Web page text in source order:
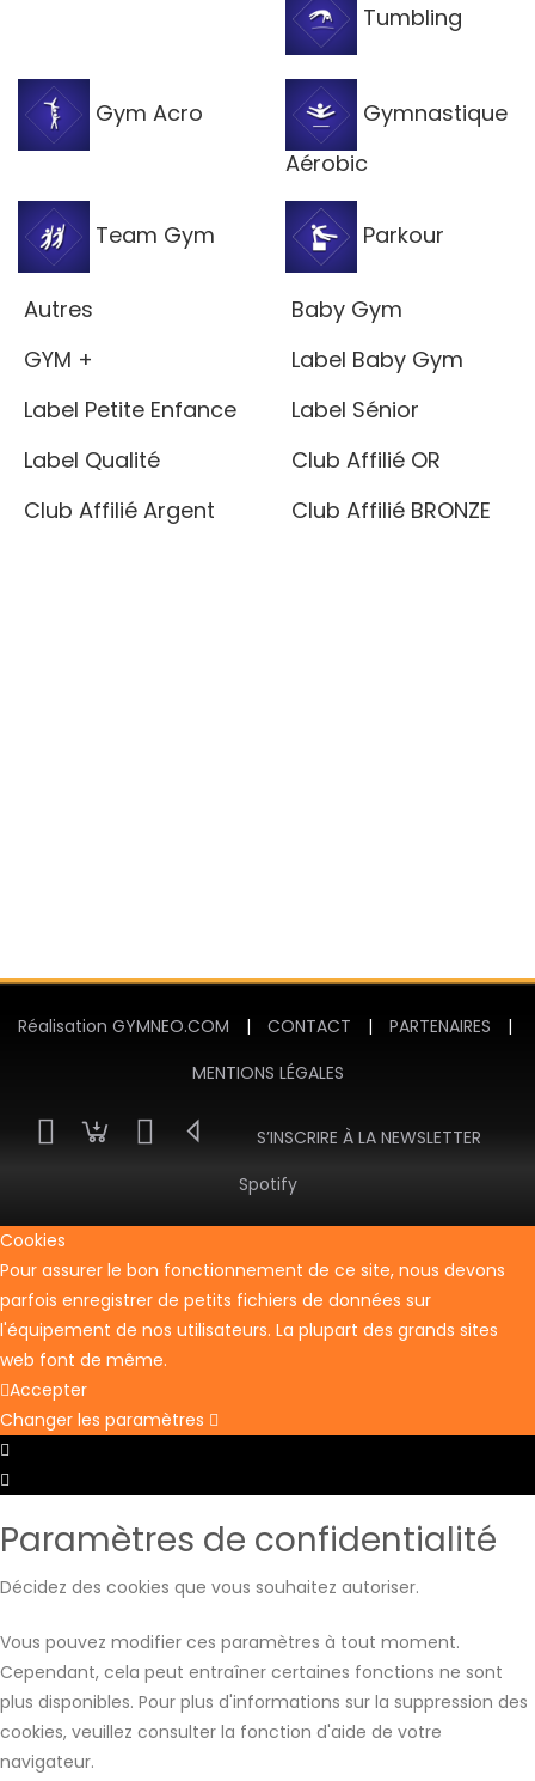
Tumbling
Gym Acro
Gymnastique
Aérobic
Team Gym Parkour
Autres
Baby Gym
GYM +
Label Baby Gym
Label Petite Enfance
Label Sénior
Label Qualité
Club Affilié OR
Club Affilié Argent
Club Affilié BRONZE
Réalisation GYMNEO.COM | CONTACT | PARTENAIRES
|
MENTIONS LÉGALES
S’INSCRIRE À LA NEWSLETTER
Spotify
Cookies
Pour assurer le bon fonctionnement de ce site, nous devons
parfois enregistrer de petits fichiers de données sur
l'équipement de nos utilisateurs. La plupart des grands sites
web font de même.
Accepter
Changer les paramètres
Paramètres de confidentialité
Décidez des cookies que vous souhaitez autoriser.
Vous pouvez modifier ces paramètres à tout moment.
Cependant, cela peut entraîner certaines fonctions ne sont
plus disponibles. Pour plus d'informations sur la suppression des
cookies, veuillez consulter la fonction d'aide de votre
navigateur.